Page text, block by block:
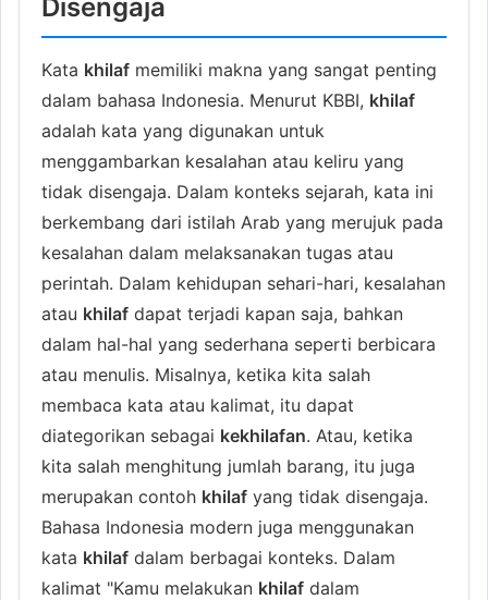
Disengaja
Kata khilaf memiliki makna yang sangat penting
dalam bahasa Indonesia. Menurut KBBI, khilaf
adalah kata yang digunakan untuk
menggambarkan kesalahan atau keliru yang
tidak disengaja. Dalam konteks sejarah, kata ini
berkembang dari istilah Arab yang merujuk pada
kesalahan dalam melaksanakan tugas atau
perintah. Dalam kehidupan sehari-hari, kesalahan
atau khilaf dapat terjadi kapan saja, bahkan
dalam hal-hal yang sederhana seperti berbicara
atau menulis. Misalnya, ketika kita salah
membaca kata atau kalimat, itu dapat
diategorikan sebagai kekhilafan. Atau, ketika
kita salah menghitung jumlah barang, itu juga
merupakan contoh khilaf yang tidak disengaja.
Bahasa Indonesia modern juga menggunakan
kata khilaf dalam berbagai konteks. Dalam
kalimat "Kamu melakukan khilaf dalam